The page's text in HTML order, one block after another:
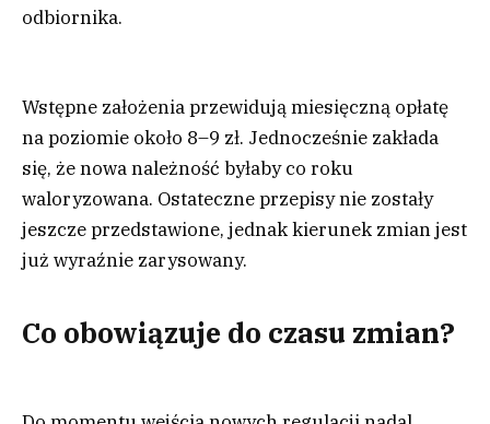
odbiornika.
Wstępne założenia przewidują miesięczną opłatę
na poziomie około 8–9 zł. Jednocześnie zakłada
się, że nowa należność byłaby co roku
waloryzowana. Ostateczne przepisy nie zostały
jeszcze przedstawione, jednak kierunek zmian jest
już wyraźnie zarysowany.
Co obowiązuje do czasu zmian?